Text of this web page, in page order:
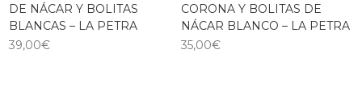
DE NÁCAR Y BOLITAS
BLANCAS – LA PETRA
39,00€
CORONA Y BOLITAS DE
NÁCAR BLANCO – LA PETRA
35,00€